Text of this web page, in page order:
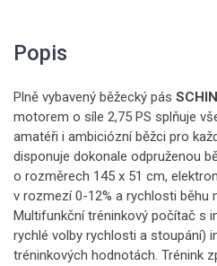
Popis
Plně vybavený běžecký pás
motorem o síle 2,75 PS splňuje
amatéři i ambiciózní běžci pro
disponuje dokonale odpruženou
o rozměrech 145 x 51 cm,
v rozmezí 0-12% a rychlosti běhu
Multifunkční tréninkový počítač s
rychlé volby rychlosti a stoupání)
tréninkových hodnotách. Trénink